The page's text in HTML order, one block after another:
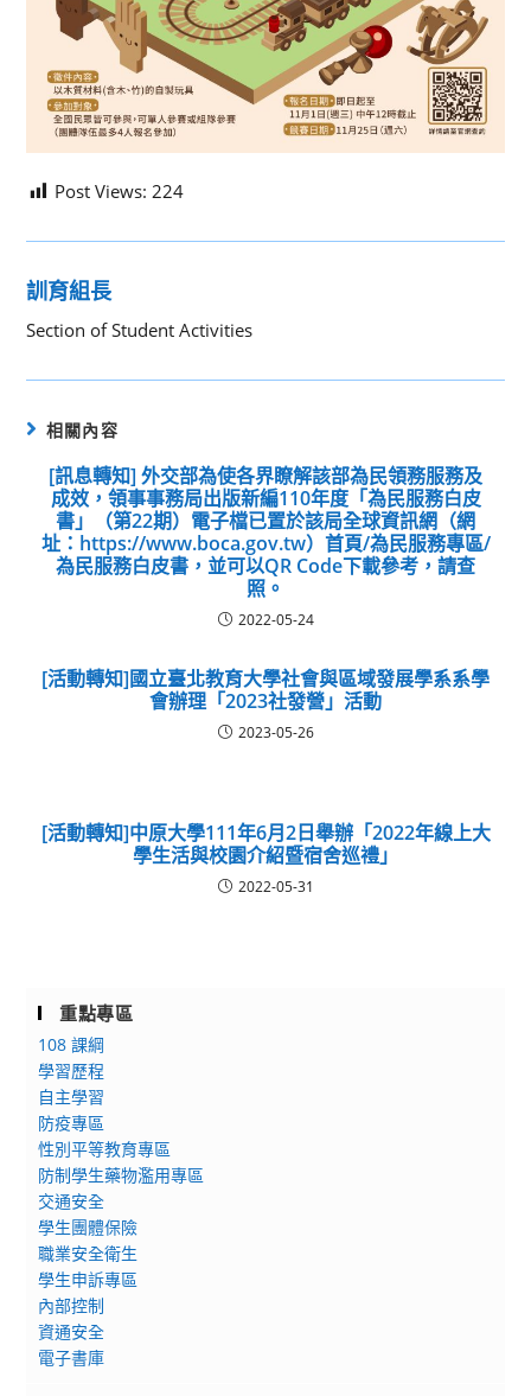
Post Views: 224
訓育組長
Section of Student Activities
相關內容
[訊息轉知] 外交部為使各界瞭解該部為民領務服務及
成效，領事事務局出版新編110年度「為民服務白皮
書」（第22期）電子檔已置於該局全球資訊網（網
址：https://www.boca.gov.tw）首頁/為民服務專區/
為民服務白皮書，並可以QR Code下載參考，請查
照。
2022-05-24
[活動轉知]國立臺北教育大學社會與區域發展學系系學
會辦理「2023社發營」活動
2023-05-26
[活動轉知]中原大學111年6月2日舉辦「2022年線上大
學生活與校園介紹暨宿舍巡禮」
2022-05-31
重點專區
108 課綱
學習歷程
自主學習
防疫專區
性別平等教育專區
防制學生藥物濫用專區
交通安全
學生團體保險
職業安全衛生
學生申訴專區
內部控制
資通安全
電子書庫